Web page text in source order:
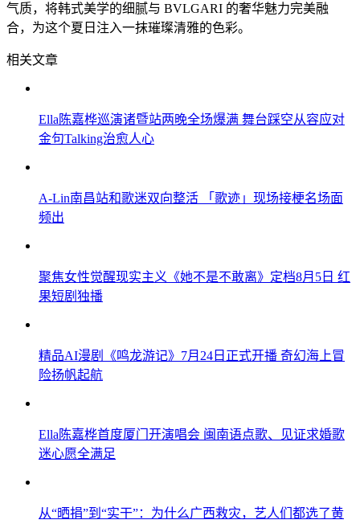
气质，将韩式美学的细腻与 BVLGARI 的奢华魅力完美融
合，为这个夏日注入一抹璀璨清雅的色彩。
相关文章
Ella陈嘉桦巡演诸暨站两晚全场爆满 舞台踩空从容应对
金句Talking治愈人心
A-Lin南昌站和歌迷双向整活 「歌迹」现场接梗名场面
频出
聚焦女性觉醒现实主义《她不是不敢离》定档8月5日 红
果短剧独播
精品AI漫剧《鸣龙游记》7月24日正式开播 奇幻海上冒
险扬帆起航
​Ella陈嘉桦首度厦门开演唱会 闽南语点歌、见证求婚歌
迷心愿全满足
从“晒捐”到“实干”：为什么广西救灾，艺人们都选了黄